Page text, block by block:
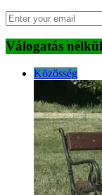
Válogatás nélkül
Közösség